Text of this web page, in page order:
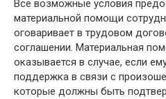
Все возможные условия
материальной помощи
оговаривает в трудовом
соглашении. Материальная
оказывается в случае, если
поддержка в связи с
которые должны быть